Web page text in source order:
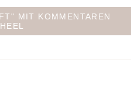
MIT KOMMENTAREN